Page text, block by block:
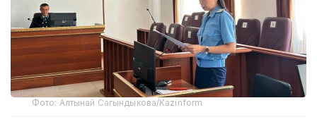
Фото: Алтынай Сагындыкова/Kazinform